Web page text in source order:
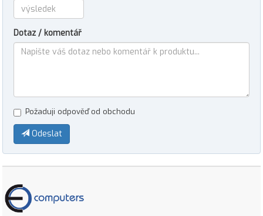
Dotaz / komentář
Požaduji odpověď od obchodu
Odeslat